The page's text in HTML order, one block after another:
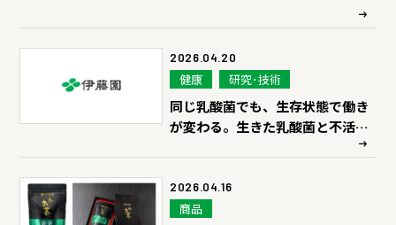
2026.04.20
健康 研究･技術
同じ乳酸菌でも、生存状態で働き
が変わる。生きた乳酸菌と不活化
乳酸菌が腸細胞に及ぼす作用の違
2026.04.16
商品